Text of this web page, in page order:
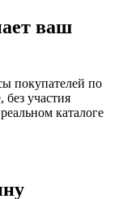
ваш
покупателей по
участия
каталоге